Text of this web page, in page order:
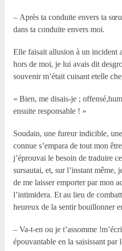
– Après ta conduite envers ta
dans ta conduite envers moi.
Elle faisait allusion à un incident
hors de moi, je lui avais dit
souvenir m’était cuisant etelle
« Bien, me disais-je ;
ensuite responsable ! »
Soudain, une fureur indicible,
connue s’empara de tout mon
j’éprouvai le besoin de traduire
sursautai, et, sur l’instant même,
de me laisser emporter par mon
l’intimidera. Et au lieu de
heureux de la sentir bouillonner
– Va-t-en ou je t’assomme
épouvantable en la saisissant par